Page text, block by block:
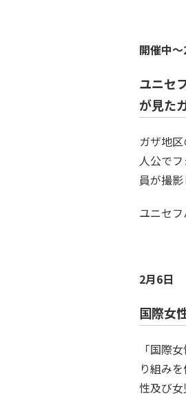
開催中
ユニセ
が見た
ガザ地
人公で
員が撮
ユニセ
2月6日
国際女
「国際
り組み
性及び